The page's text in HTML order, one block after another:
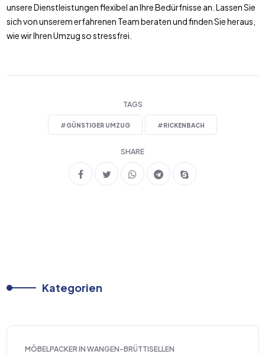
unsere Dienstleistungen flexibel an Ihre Bedürfnisse an. Lassen Sie
sich von unserem erfahrenen Team beraten und finden Sie heraus,
wie wir Ihren Umzug so stressfrei.
TAGS
#GÜNSTIGER UMZUG #RICKENBACH
SHARE
Kategorien
MÖBELPACKER IN WANGEN-BRÜTTISELLEN